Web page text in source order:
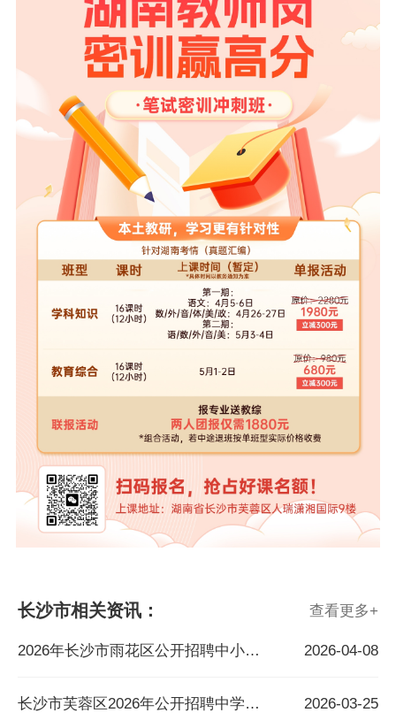
长沙市相关资讯： 查看更多+
2026年长沙市雨花区公开招聘中小学名优骨干教师公告 2026-04-08
长沙市芙蓉区2026年公开招聘中学骨干教师 资格审查、笔试及考核工作的通知 2026-03-25